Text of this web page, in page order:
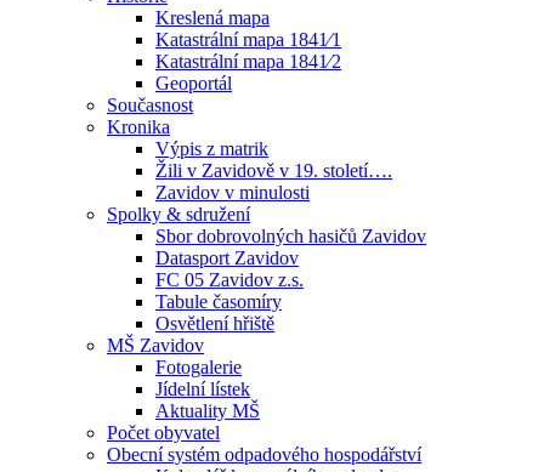
Kreslená mapa
Katastrální mapa 1841⁄1
Katastrální mapa 1841⁄2
Geoportál
Současnost
Kronika
Výpis z matrik
Žili v Zavidově v 19. století….
Zavidov v minulosti
Spolky & sdružení
Sbor dobrovolných hasičů Zavidov
Datasport Zavidov
FC 05 Zavidov z.s.
Tabule časomíry
Osvětlení hřiště
MŠ Zavidov
Fotogalerie
Jídelní lístek
Aktuality MŠ
Počet obyvatel
Obecní systém odpadového hospodářství